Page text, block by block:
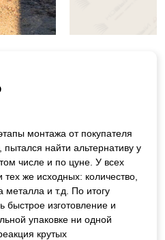
монтажа от покупателя
найти альтернативу у
числе и по цуне. У всех
же исходных: количество,
и т.д. По итогу
изготовление и
упаковке ни одной
крутых